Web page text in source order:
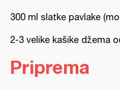
300 ml slatke pavlake
2-3 velike kašike džema
Priprema